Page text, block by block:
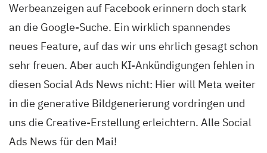
Werbeanzeigen auf Facebook erinnern doch stark
an die Google-Suche. Ein wirklich spannendes
neues Feature, auf das wir uns ehrlich gesagt schon
sehr freuen. Aber auch KI-Ankündigungen fehlen in
diesen Social Ads News nicht: Hier will Meta weiter
in die generative Bildgenerierung vordringen und
uns die Creative-Erstellung erleichtern. Alle Social
Ads News für den Mai!